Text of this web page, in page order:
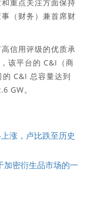
重点关注方面保持
（财务）兼首席财
信用评级的优质承
该平台的 C&I（商
C&I 总容量达到
GW。
涨，卢比跌至历史
密衍生品市场的一